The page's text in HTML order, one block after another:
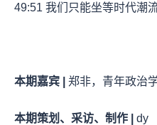
49:51 我们只能坐等时代潮
本期嘉宾 | 郑非，青年政治
本期策划、采访、制作 | dy